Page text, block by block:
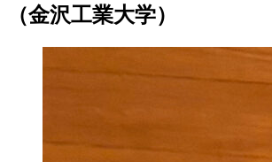
（金沢工業大学）